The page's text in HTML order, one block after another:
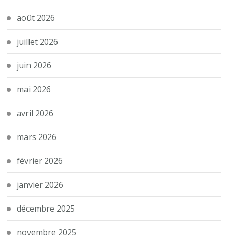
août 2026
juillet 2026
juin 2026
mai 2026
avril 2026
mars 2026
février 2026
janvier 2026
décembre 2025
novembre 2025